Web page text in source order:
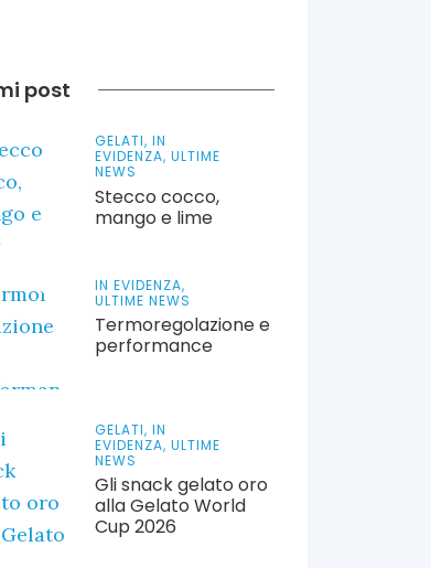
post
GELATI, IN
EVIDENZA, ULTIME
NEWS
Stecco cocco,
mango e lime
IN EVIDENZA,
ULTIME NEWS
Termoregolazione e
performance
GELATI, IN
EVIDENZA, ULTIME
NEWS
Gli snack gelato oro
alla Gelato World
Cup 2026